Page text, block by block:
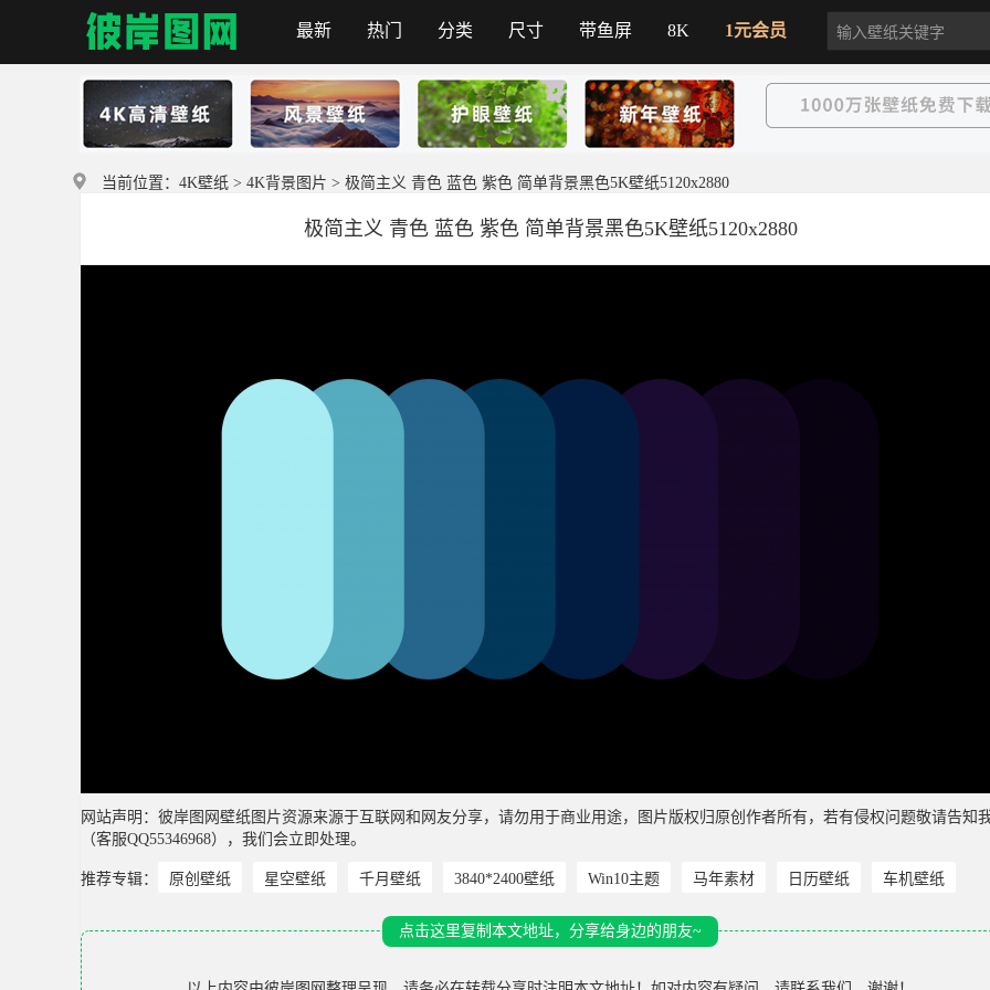
首页
最新 热门 分类 尺寸 带鱼屏 8K 1元会员
当前位置： 4K壁纸 > 4K背景图片 > 极简主义 青色 蓝色 紫色 简单背景黑色5K壁纸5120x2880
极简主义 青色 蓝色 紫色 简单背景黑色5K壁纸5120x2880
网站声明：彼岸图网壁纸图片资源来源于互联网和网友分享，请勿用于商业用途，图片版权归原创作者所有，若有侵权问题敬请告知
（客服QQ55346968），我们会立即处理。
推荐专辑： 原创壁纸 星空壁纸 千月壁纸 3840*2400壁纸 Win10主题 马年素材 日历壁纸 车机壁纸
点击这里复制本文地址，分享给身边的朋友~